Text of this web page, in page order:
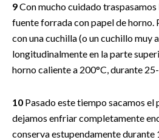
9Con mucho cuidado
fuente forrada con papel de horno.
con una cuchilla (o un cuchillo muy
longitudinalmente en la parte
horno caliente a 200°C, durante
10 Pasado este tiempo sacamos el
dejamos enfriar completamente
conserva estupendamente durante